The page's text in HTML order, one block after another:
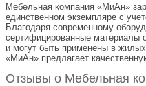
Мебельная компания «МиАн»
единственном экземпляре с
Благодаря современному
сертифицированные материалы
и могут быть применены в
«МиАн» предлагает
Отзывы о Мебельная